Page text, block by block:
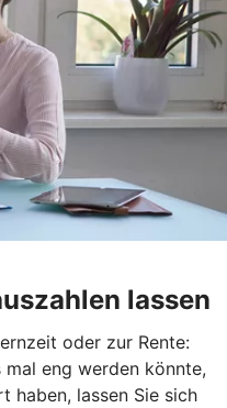
lassen
oder zur Rente:
mal eng werden könnte,
haben, lassen Sie sich